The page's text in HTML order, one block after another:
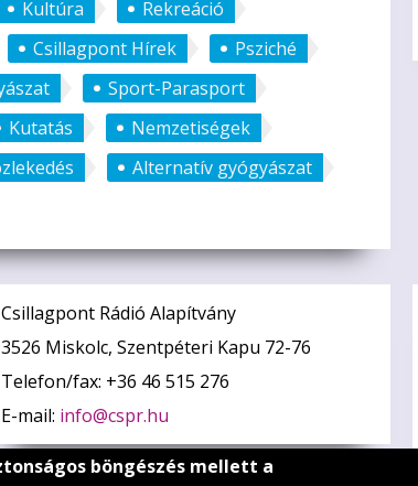
Kultúra
Rekreáció
Csillagpont Hírek
Psziché
Sport-Parasport
Kutatás
Nemzetiségek
Alternatív gyógyászat
Csillagpont Rádió Alapítvány
3526 Miskolc, Szentpéteri Kapu 72-76
Telefon/fax: +36 46 515 276
E-mail: info@cspr.hu
böngészés mellett a